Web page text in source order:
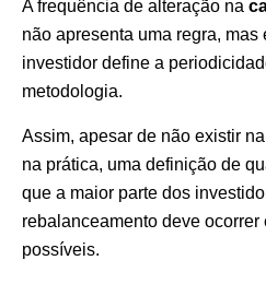
A frequência de alteração na
não apresenta uma regra, mas
investidor define a
metodologia.
Assim, apesar de não existir
na prática, uma definição de
que a maior parte dos
rebalanceamento deve
possíveis.